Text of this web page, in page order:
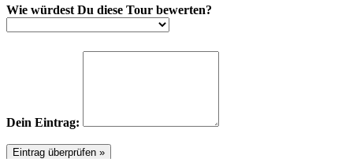
Wie würdest Du diese Tour bewerten?
Dein Eintrag: